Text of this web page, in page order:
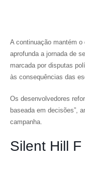
A continuação mantém
aprofunda a jornada de
marcada por disputas
às consequências das
Os desenvolvedores
baseada em decisões”,
campanha.
Silent Hill F